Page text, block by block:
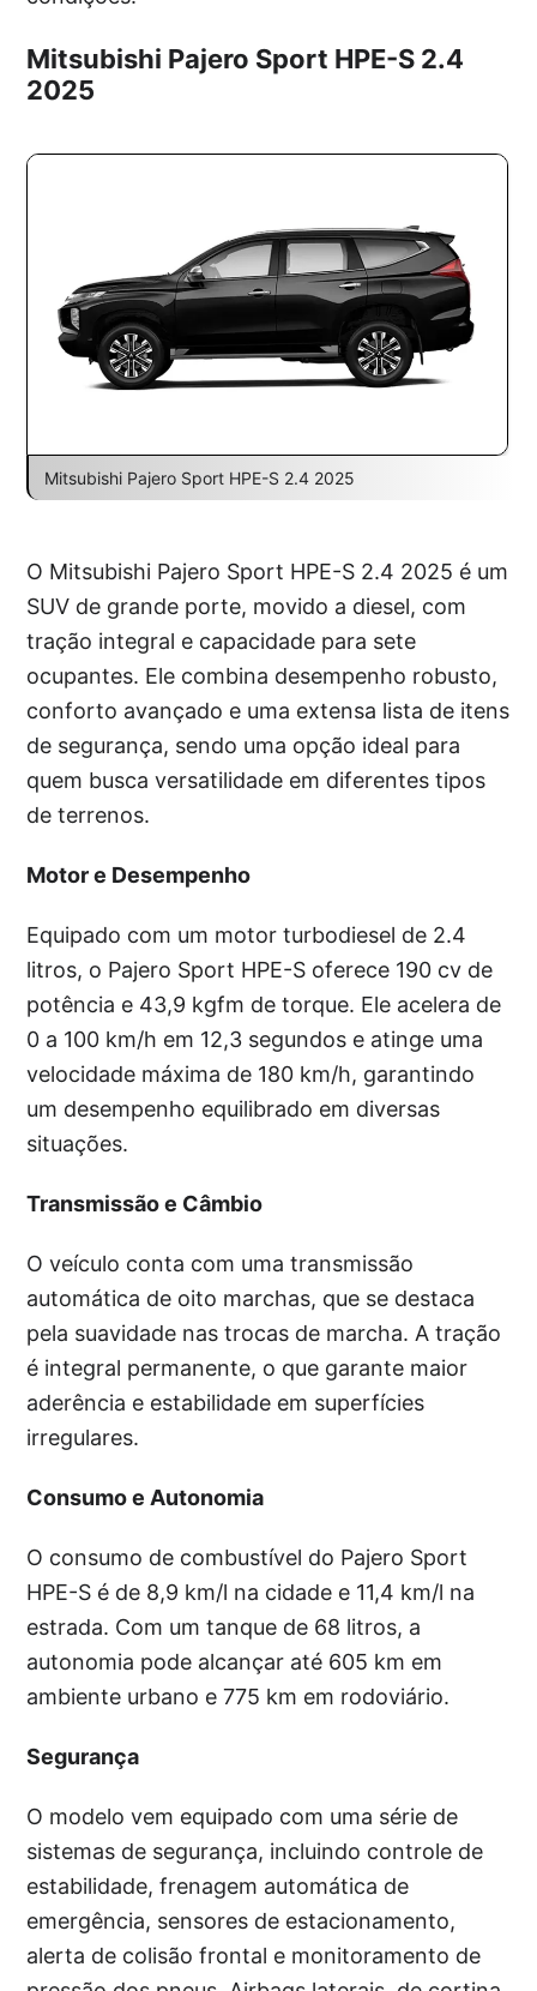
Mitsubishi Pajero Sport HPE-S 2.4
2025
Mitsubishi Pajero Sport HPE-S 2.4 2025
O Mitsubishi Pajero Sport HPE-S 2.4 2025 é um
SUV de grande porte, movido a diesel, com
tração integral e capacidade para sete
ocupantes. Ele combina desempenho robusto,
conforto avançado e uma extensa lista de itens
de segurança, sendo uma opção ideal para
quem busca versatilidade em diferentes tipos
de terrenos.
Motor e Desempenho
Equipado com um motor turbodiesel de 2.4
litros, o Pajero Sport HPE-S oferece 190 cv de
potência e 43,9 kgfm de torque. Ele acelera de
0 a 100 km/h em 12,3 segundos e atinge uma
velocidade máxima de 180 km/h, garantindo
um desempenho equilibrado em diversas
situações.
Transmissão e Câmbio
O veículo conta com uma transmissão
automática de oito marchas, que se destaca
pela suavidade nas trocas de marcha. A tração
é integral permanente, o que garante maior
aderência e estabilidade em superfícies
irregulares.
Consumo e Autonomia
O consumo de combustível do Pajero Sport
HPE-S é de 8,9 km/l na cidade e 11,4 km/l na
estrada. Com um tanque de 68 litros, a
autonomia pode alcançar até 605 km em
ambiente urbano e 775 km em rodoviário.
Segurança
O modelo vem equipado com uma série de
sistemas de segurança, incluindo controle de
estabilidade, frenagem automática de
emergência, sensores de estacionamento,
alerta de colisão frontal e monitoramento de